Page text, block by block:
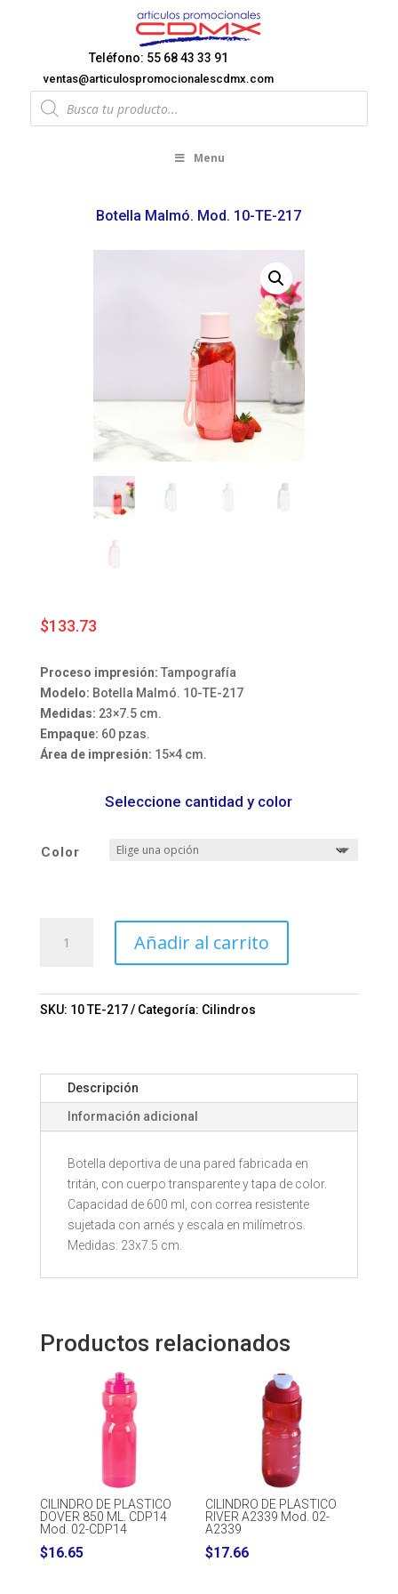
Teléfono: 55 68 43 33 91
ventas@articulospromocionalescdmx.com
Products
search
Menu
Botella Malmó. Mod. 10-TE-217
$133.73
Proceso impresión: Tampografía
Modelo: Botella Malmó. 10-TE-217
Medidas: 23×7.5 cm.
Empaque: 60 pzas.
Área de impresión: 15×4 cm.
Seleccione cantidad y color
Color
Malmó.
TE-
Añadir al carrito
SKU: 10 TE-217 Categoría: Cilindros
Descripción
Información adicional
Botella deportiva de una pared fabricada en
tritán, con cuerpo transparente y tapa de color.
Capacidad de 600 ml, con correa resistente
sujetada con arnés y escala en milímetros.
Medidas: 23x7.5 cm.
Productos relacionados
CILINDRO DE PLASTICO
DOVER 850 ML. CDP14
Mod. 02-CDP14
$16.65
CILINDRO DE PLASTICO
RIVER A2339 Mod. 02-
A2339
$17.66